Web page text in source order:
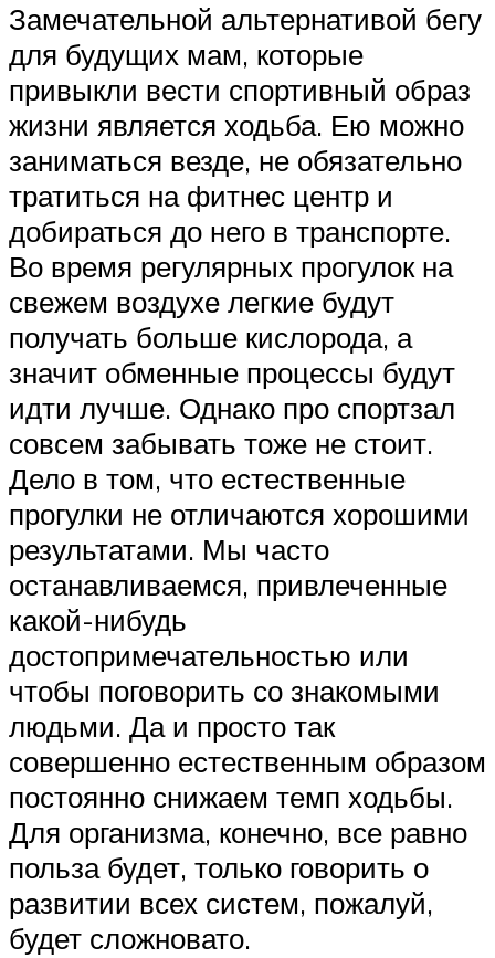
Замечательной альтернативой бегу
для будущих мам, которые
привыкли вести спортивный образ
жизни является ходьба. Ею можно
заниматься везде, не обязательно
тратиться на фитнес центр и
добираться до него в транспорте.
Во время регулярных прогулок на
свежем воздухе легкие будут
получать больше кислорода, а
значит обменные процессы будут
идти лучше. Однако про спортзал
совсем забывать тоже не стоит.
Дело в том, что естественные
прогулки не отличаются хорошими
результатами. Мы часто
останавливаемся, привлеченные
какой-нибудь
достопримечательностью или
чтобы поговорить со знакомыми
людьми. Да и просто так
совершенно естественным образом
постоянно снижаем темп ходьбы.
Для организма, конечно, все равно
польза будет, только говорить о
развитии всех систем, пожалуй,
будет сложновато.